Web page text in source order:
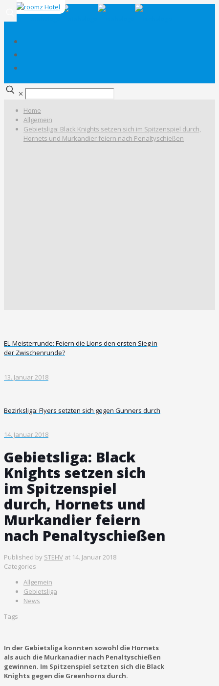
✕
Home
Allgemein
Gebietsliga: Black Knights setzen sich im Spitzenspiel durch,
Hornets und Murkandier feiern nach Penaltyschießen
EL-Meisterrunde: Feiern die Lions den ersten Sieg in
der Zwischenrunde?
13. Januar 2018
Bezirksliga: Flyers setzten sich gegen Gunners durch
14. Januar 2018
Gebietsliga: Black
Knights setzen sich
im Spitzenspiel
durch, Hornets und
Murkandier feiern
nach Penaltyschießen
Published by STEHV at 14. Januar 2018
Categories
Allgemein
Gebietsliga
News
Tags
In der Gebietsliga konnten sowohl die Hornets
als auch die Murkanadier nach Penaltyschießen
gewinnen. Im Spitzenspiel setzten sich die Black
Knights gegen die Greenhorns durch.